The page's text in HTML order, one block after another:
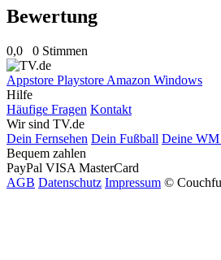
Bewertung
0,0 0 Stimmen
Appstore Playstore Amazon Windows
Hilfe
Häufige Fragen Kontakt
Wir sind TV.de
Dein Fernsehen Dein Fußball Deine WM
Bequem zahlen
PayPal VISA MasterCard
AGB Datenschutz Impressum ©